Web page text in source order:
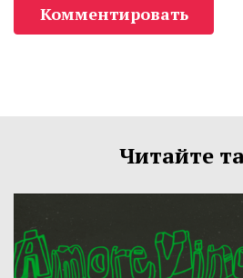
Комментировать
Читайте